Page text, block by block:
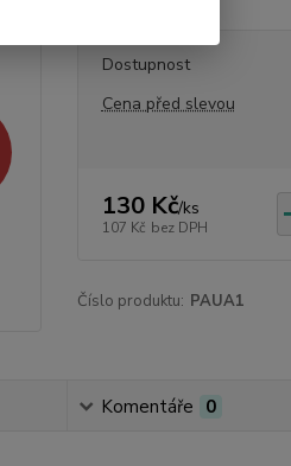
Dostupnost
Cena před slevou
130 Kč/ks
107 Kč bez DPH
Číslo produktu: PAUA1
Komentáře 0